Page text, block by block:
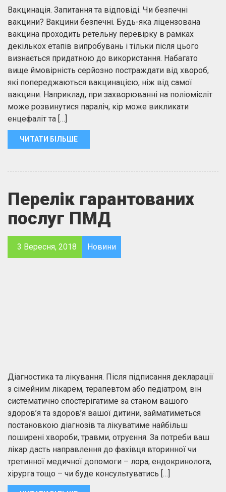
Вакцинація. Запитання та відповіді. Чи безпечні
вакцини? Вакцини безпечні. Будь-яка ліцензована
вакцина проходить ретельну перевірку в рамках
декількох етапів випробувань і тільки після цього
визнається придатною до використання. Набагато
вище ймовірність серйозно постраждати від хвороб,
які попереджаються вакцинацією, ніж від самої
вакцини. Наприклад, при захворюванні на поліомієліт
може розвинутися параліч, кір може викликати
енцефаліт та […]
ЧИТАТИ БІЛЬШЕ
Перелік гарантованих
послуг ПМД
3 Вересня, 2018 Новини
Діагностика та лікування. Після підписання декларації
з сімейним лікарем, терапевтом або педіатром, він
систематично спостерігатиме за станом вашого
здоров’я та здоров’я вашої дитини, займатиметься
постановкою діагнозів та лікуватиме найбільш
поширені хвороби, травми, отруєння. За потреби ваш
лікар дасть направлення до фахівця вторинної чи
третинної медичної допомоги – лора, ендокринолога,
хірурга тощо – чи буде консультуватись […]